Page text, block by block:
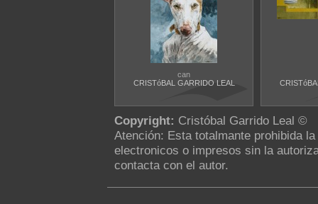
can
CRISTóBAL GARRIDO LEAL
Copyright: Cristóbal Garrido Leal ©
Atención: Esta totalmante prohibida
electronicos o impresos sin la
contacta con el autor.